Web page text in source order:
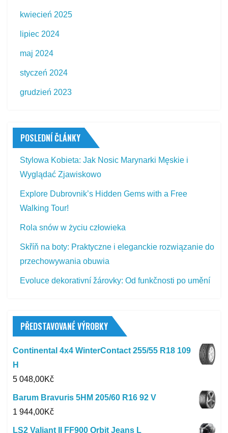
kwiecień 2025
lipiec 2024
maj 2024
styczeń 2024
grudzień 2023
POSLEDNÍ ČLÁNKY
Stylowa Kobieta: Jak Nosic Marynarki Męskie i
Wyglądać Zjawiskowo
Explore Dubrovnik’s Hidden Gems with a Free
Walking Tour!
Rola snów w życiu człowieka
Skříň na boty: Praktyczne i eleganckie rozwiązanie do
przechowywania obuwia
Evoluce dekorativní žárovky: Od funkčnosti po umění
PŘEDSTAVOVANÉ VÝROBKY
Continental 4x4 WinterContact 255/55 R18 109
H
5 048,00Kč
Barum Bravuris 5HM 205/60 R16 92 V
1 944,00Kč
LS2 Valiant II FF900 Orbit Jeans L